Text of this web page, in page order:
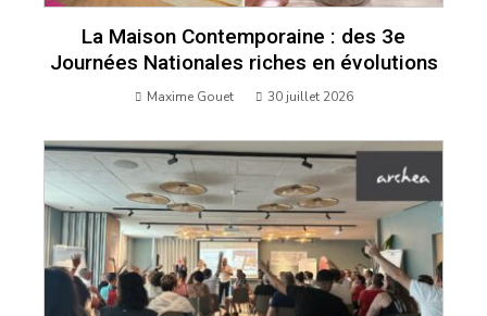
La Maison Contemporaine : des 3e
Journées Nationales riches en évolutions
Maxime Gouet 30 juillet 2026